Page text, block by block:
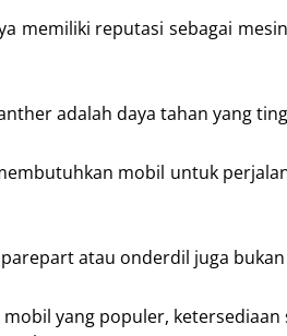
memiliki reputasi sebagai
adalah daya tahan yang
mobil untuk
atau onderdil juga
yang populer,